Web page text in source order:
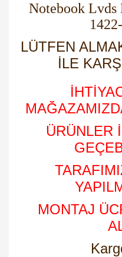
Notebook Lvds
LÜTFEN
İLE
ÜRÜNLER
MONTAJ